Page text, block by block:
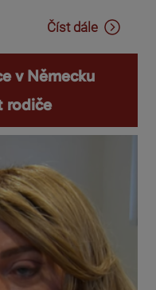
Číst dále
v Německu
rodiče